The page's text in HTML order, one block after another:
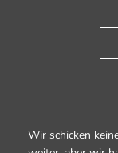
Wir schicken